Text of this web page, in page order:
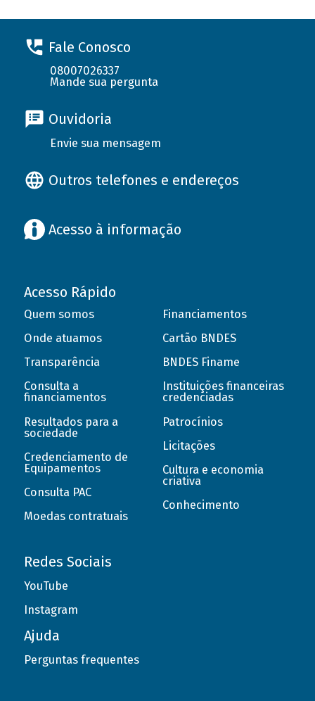
Fale Conosco
08007026337
Mande sua pergunta
Ouvidoria
Envie sua mensagem
Outros telefones e endereços
Acesso à informação
Acesso Rápido
Quem somos
Onde atuamos
Transparência
Consulta a
financiamentos
Resultados para a
sociedade
Credenciamento de
Equipamentos
Consulta PAC
Moedas contratuais
Financiamentos
Cartão BNDES
BNDES Finame
Instituições financeiras
credenciadas
Patrocínios
Licitações
Cultura e economia
criativa
Conhecimento
Redes Sociais
YouTube
Instagram
Ajuda
Perguntas frequentes